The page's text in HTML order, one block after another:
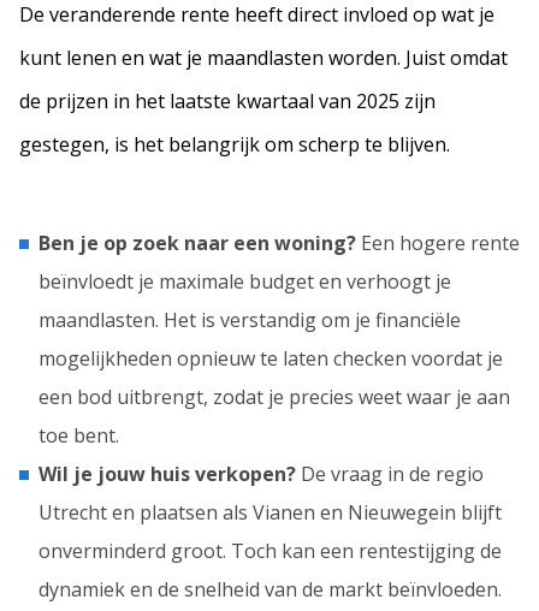
De veranderende rente heeft direct invloed op wat je
kunt lenen en wat je maandlasten worden. Juist omdat
de prijzen in het laatste kwartaal van 2025 zijn
gestegen, is het belangrijk om scherp te blijven.
Ben je op zoek naar een woning? Een hogere rente
beïnvloedt je maximale budget en verhoogt je
maandlasten. Het is verstandig om je financiële
mogelijkheden opnieuw te laten checken voordat je
een bod uitbrengt, zodat je precies weet waar je aan
toe bent.
Wil je jouw huis verkopen? De vraag in de regio
Utrecht en plaatsen als Vianen en Nieuwegein blijft
onverminderd groot. Toch kan een rentestijging de
dynamiek en de snelheid van de markt beïnvloeden.